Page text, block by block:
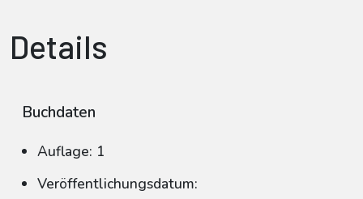
Details
Buchdaten
Auflage: 1
Veröffentlichungsdatum: